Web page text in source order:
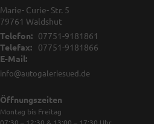
Marie- Curie- Str. 5
79761 Waldshut
Telefon:
07751-9181861
Telefax:
07751-9181866
E-Mail:
info@autogaleriesued.de
Öffnungszeiten
Montag bis Freitag